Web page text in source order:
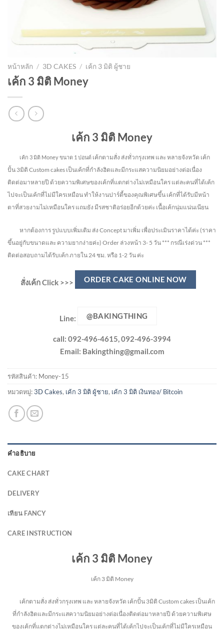
หน้าหลัก / 3D CAKES / เค้ก 3 มิติ ผู้ชาย
เค้ก 3 มิติ Money
เค้ก 3 มิติ Money
เค้ก 3 มิติ Moneyขนาด 1 ปอนด์ เค้กตามสั่ง ส่งทั่วกรุงเทพ และ หลายจังหวัด เค้ก
ปั้น 3มิติ Custom cakes เป็นเค้กที่กำลังฮิตและมีกระแสความนิยมอย่างต่อเนื่อง
ติดต่อมาหลายปี ด้วยความพิเศษของเค้กที่แตกต่างไม่เหมือนใคร แต่ละคนที่ได้เค้ก
ไปจะเป็นเค้กที่ไม่มีใครเหมือน ทำให้งานปาร์ตี้ของคุณพิเศษขึ้น เค้กที่ได้รับมีหน้า
ตาที่สวยงามไม่เหมือนใคร แถมยัง มีรสชาติอร่อยอีกด้วยค่ะ เนื้อเค้กนุ่มแน่นเนียน
หากต้องการ รูปแบบเพิ่มเติม ส่ง Concept มาเพิ่ม เพื่อประเมินราคาได้ค่ะ (ราคา
ขึ้นอยู่กับขนาดและ ความยากง่ายค่ะ) Order ล่วงหน้า 3- 5 วัน *** กรณีเร่งด่วน ***
ติดต่อสอบถามได้รับเค้ก ภายใน 24 ชม. หรือ 1-2 วัน ค่ะ
สั่งเค้ก Click >>> ORDER CAKE ONLINE NOW
Line: @BAKINGTHING
call: 092-496-4615, 092-496-3994
Email: Bakingthing@gmail.com
รหัสสินค้า: Money-15
หมวดหมู่:3D Cakes, เค้ก 3 มิติ ผู้ชาย, เค้ก 3 มิติ เงินทอง/ Bitcoin
คำอธิบาย
CAKE CHART
DELIVERY
เทียน FANCY
CARE INSTRUCTION
เค้ก 3 มิติ Money
เค้ก 3 มิติ Money
เค้กตามสั่ง ส่งทั่วกรุงเทพ และ หลายจังหวัด เค้กปั้น 3มิติ Custom cakes เป็นเค้ก
ที่กำลังฮิตและมีกระแสความนิยมอย่างต่อเนื่องติดต่อมาหลายปี ด้วยความพิเศษ
ของเค้กที่แตกต่างไม่เหมือนใคร แต่ละคนที่ได้เค้กไปจะเป็นเค้กที่ไม่มีใครเหมือน